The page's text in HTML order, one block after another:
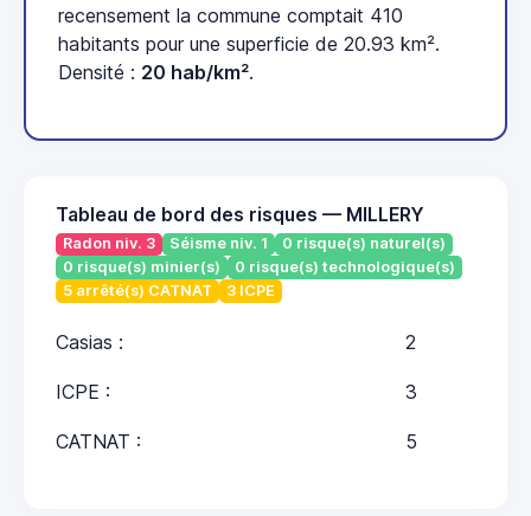
recensement la commune comptait 410
habitants pour une superficie de 20.93 km².
Densité : 20 hab/km².
Tableau de bord des risques — MILLERY
Radon niv. 3 Séisme niv. 1
0 risque(s) naturel(s)
0 risque(s) minier(s)
0 risque(s) technologique(s)
5 arrêté(s) CATNAT
3 ICPE
Casias : 2
ICPE : 3
CATNAT : 5